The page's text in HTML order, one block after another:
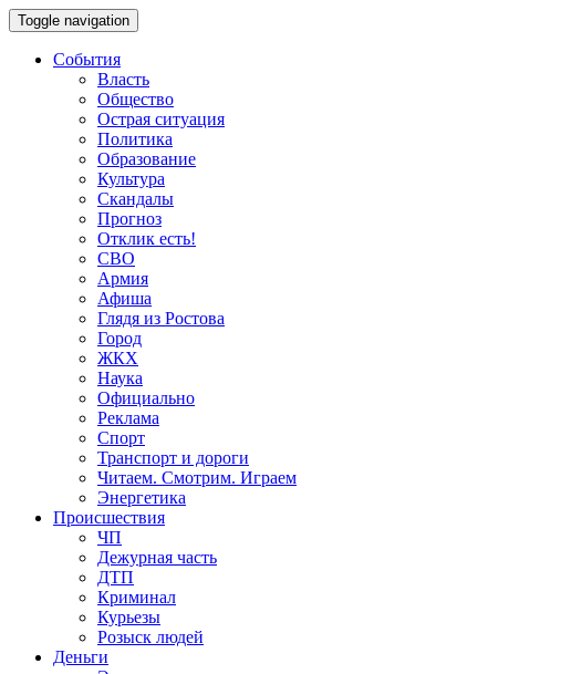
Toggle navigation
События
Власть
Общество
Острая ситуация
Политика
Образование
Культура
Скандалы
Прогноз
Отклик есть!
СВО
Армия
Афиша
Глядя из Ростова
Город
ЖКХ
Наука
Официально
Реклама
Спорт
Транспорт и дороги
Читаем. Смотрим. Играем
Энергетика
Происшествия
ЧП
Дежурная часть
ДТП
Криминал
Курьезы
Розыск людей
Деньги